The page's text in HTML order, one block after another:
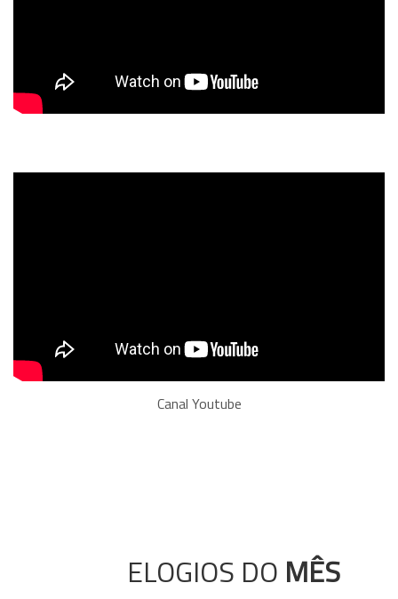
Canal Youtube
ELOGIOS DO MÊS